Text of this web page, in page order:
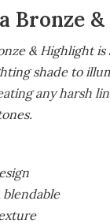
Bronze
& Highlight
shade to
any harsh
blendable